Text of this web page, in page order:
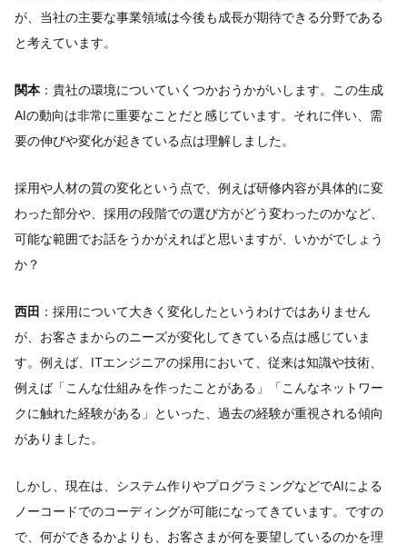
が、当社の主要な事業領域は今後も成長が期待できる分野である
と考えています。
関本 ：貴社の環境についていくつかおうかがいします。この生成
AIの動向は非常に重要なことだと感じています。それに伴い、需
要の伸びや変化が起きている点は理解しました。
採用や人材の質の変化という点で、例えば研修内容が具体的に変
わった部分や、採用の段階での選び方がどう変わったのかなど、
可能な範囲でお話をうかがえればと思いますが、いかがでしょう
か？
西田 ：採用について大きく変化したというわけではありません
が、お客さまからのニーズが変化してきている点は感じていま
す。例えば、ITエンジニアの採用において、従来は知識や技術、
例えば「こんな仕組みを作ったことがある」「こんなネットワー
クに触れた経験がある」といった、過去の経験が重視される傾向
がありました。
しかし、現在は、システム作りやプログラミングなどでAIによる
ノーコードでのコーディングが可能になってきています。ですの
で、何ができるかよりも、お客さまが何を要望しているのかを理